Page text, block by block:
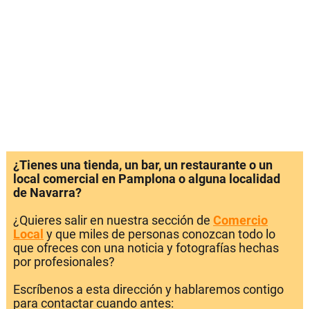
¿Tienes una tienda, un bar, un restaurante o un
local comercial en Pamplona o alguna localidad
de Navarra?
¿Quieres salir en nuestra sección de Comercio
Local y que miles de personas conozcan todo lo
que ofreces con una noticia y fotografías hechas
por profesionales?
Escríbenos a esta dirección y hablaremos contigo
para contactar cuando antes: